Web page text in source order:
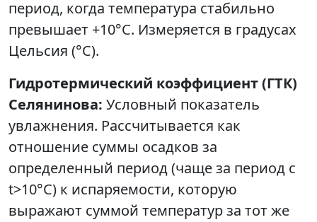
период, когда температура стабильно
превышает +10°C. Измеряется в градусах
Цельсия (°C).
Гидротермический коэффициент (ГТК)
Селянинова: Условный показатель
увлажнения. Рассчитывается как
отношение суммы осадков за
определенный период (чаще за период с
t>10°C) к испаряемости, которую
выражают суммой температур за тот же